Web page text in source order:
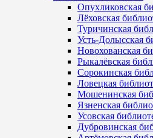
Опухликовская
Лёховская
Туричинская
Усть-Долысская
Новохованская
Рыкалёвская
Сорокинская
Ловецкая
Мошенинская
Язненская
Усовская
Дубровинская